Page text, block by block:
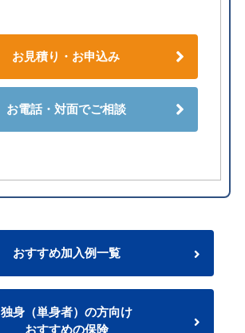
お見積り・お申込み
お電話・対面でご相談
おすすめ加入例一覧
独身（単身者）の方向け
おすすめの保険